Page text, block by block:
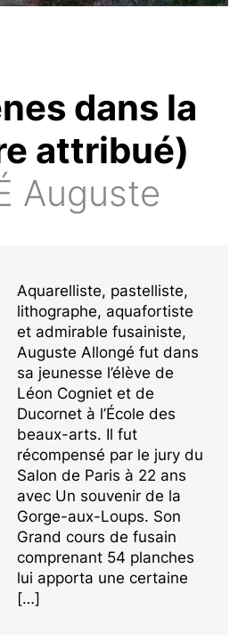
dans la
attribué)
Auguste
Aquarelliste, pastelliste,
lithographe, aquafortiste
et admirable fusainiste,
Auguste Allongé fut dans
sa jeunesse l’élève de
Léon Cogniet et de
Ducornet à l’École des
beaux-arts. Il fut
récompensé par le jury du
Salon de Paris à 22 ans
avec Un souvenir de la
Gorge-aux-Loups. Son
Grand cours de fusain
comprenant 54 planches
lui apporta une certaine
[…]